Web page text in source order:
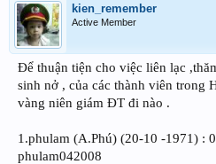
kien_remember
Active Member
Để thuận tiện cho việc liên lạc
sinh nở , của các thành viên trong
vàng niên giám ĐT đi nào .
1.phulam (A.Phú) (20-10 -1971) :
phulam042008